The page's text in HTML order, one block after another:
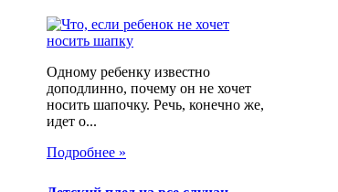
Одному ребенку известно
доподлинно, почему он не хочет
носить шапочку. Речь, конечно же,
идет о...
Подробнее »